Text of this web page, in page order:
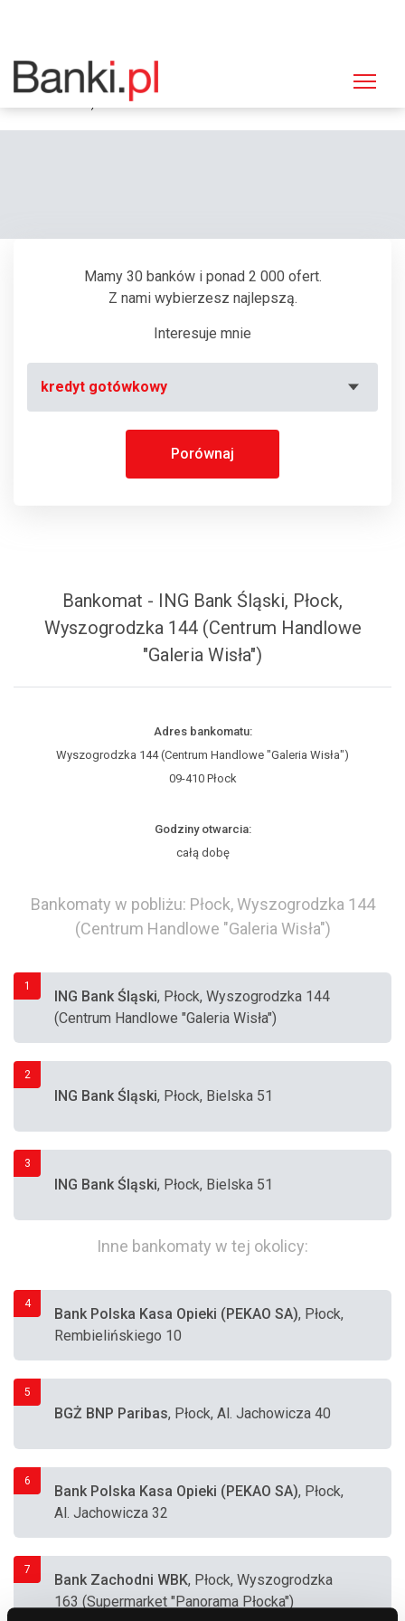
Strona główna
Bankomat ING Bank Śląski, Płock, Wyszogrodzka 144 (Centrum Handlowe
Mamy 30 banków i ponad 2 000 ofert.
Z nami wybierzesz najlepszą.
Interesuje mnie
kredyt gotówkowy
Porównaj
Bankomat - ING Bank Śląski, Płock,
Wyszogrodzka 144 (Centrum Handlowe
"Galeria Wisła")
Adres bankomatu:
Wyszogrodzka 144 (Centrum Handlowe "Galeria Wisła")
09-410 Płock
Godziny otwarcia:
całą dobę
Bankomaty w pobliżu: Płock, Wyszogrodzka 144
(Centrum Handlowe "Galeria Wisła")
1
ING Bank Śląski, Płock, Wyszogrodzka 144
(Centrum Handlowe "Galeria Wisła")
2
ING Bank Śląski, Płock, Bielska 51
3
ING Bank Śląski, Płock, Bielska 51
Inne bankomaty w tej okolicy:
4
Bank Polska Kasa Opieki (PEKAO SA), Płock,
Rembielińskiego 10
5
BGŻ BNP Paribas, Płock, Al. Jachowicza 40
6
Bank Polska Kasa Opieki (PEKAO SA), Płock,
Al. Jachowicza 32
7
Bank Zachodni WBK, Płock, Wyszogrodzka
163 (Supermarket "Panorama Płocka")